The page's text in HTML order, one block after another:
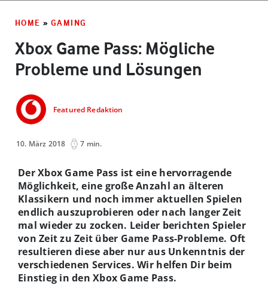
HOME » GAMING
Xbox Game Pass: Mögliche
Probleme und Lösungen
Featured Redaktion
10. März 2018 7 min.
Der Xbox Game Pass ist eine hervorragende
Möglichkeit, eine große Anzahl an älteren
Klassikern und noch immer aktuellen Spielen
endlich auszuprobieren oder nach langer Zeit
mal wieder zu zocken. Leider berichten Spieler
von Zeit zu Zeit über Game Pass-Probleme. Oft
resultieren diese aber nur aus Unkenntnis der
verschiedenen Services. Wir helfen Dir beim
Einstieg in den Xbox Game Pass.